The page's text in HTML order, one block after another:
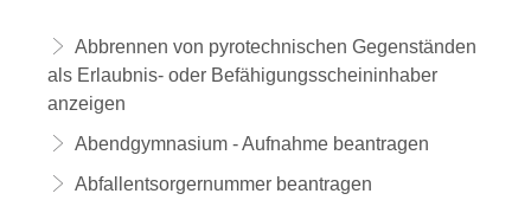
Abbrennen von pyrotechnischen Gegenständen
als Erlaubnis- oder Befähigungsscheininhaber
anzeigen
Abendgymnasium - Aufnahme beantragen
Abfallentsorgernummer beantragen